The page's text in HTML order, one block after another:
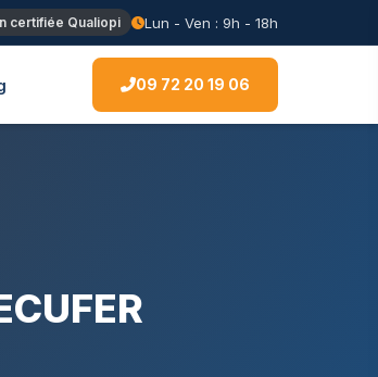
certifiée Qualiopi Lun - Ven : 9h - 18h
09 72 20 19 06